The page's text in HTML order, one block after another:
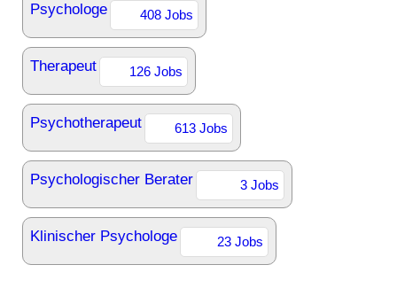
Psychologe 408 Jobs
Therapeut 126 Jobs
Psychotherapeut 613 Jobs
Psychologischer Berater 3 Jobs
Klinischer Psychologe 23 Jobs